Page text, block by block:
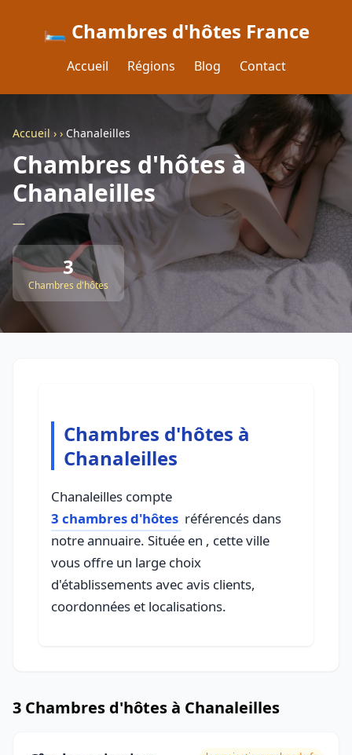
🛏️ Chambres d'hôtes France
Accueil Régions Blog Contact
Accueil › › Chanaleilles
Chambres d'hôtes à
Chanaleilles
—
3
Chambres d'hôtes
Chambres d'hôtes à
Chanaleilles
Chanaleilles compte
3 chambres d'hôtes référencés dans
notre annuaire. Située en , cette ville
vous offre un large choix
d'établissements avec avis clients,
coordonnées et localisations.
3 Chambres d'hôtes à Chanaleilles